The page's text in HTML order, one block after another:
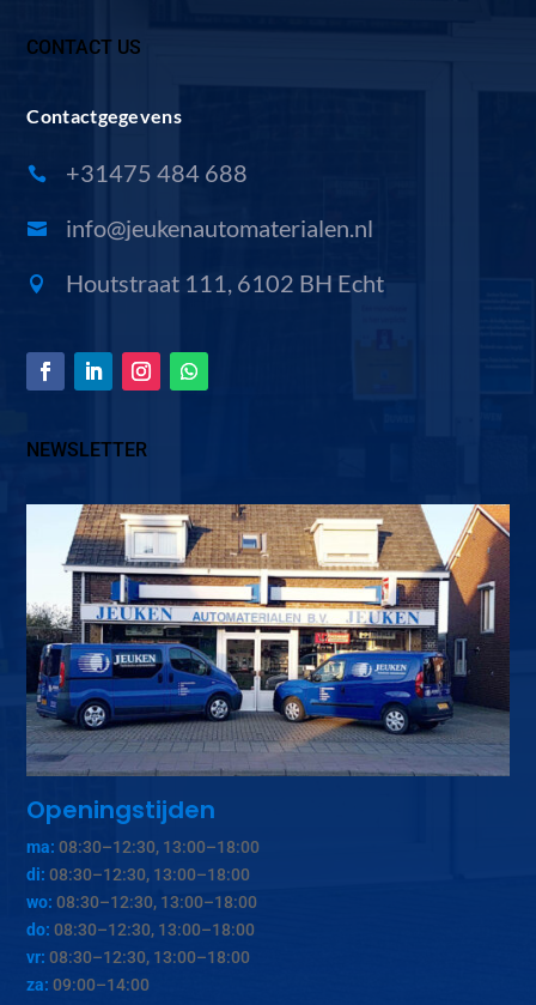
CONTACT US
Contactgegevens
 +31475 484 688
 info@jeukenautomaterialen.nl
 Houtstraat 111, 6102 BH Echt
NEWSLETTER
Openingstijden
ma: 08:30–12:30, 13:00–18:00
di: 08:30–12:30, 13:00–18:00
wo: 08:30–12:30, 13:00–18:00
do: 08:30–12:30, 13:00–18:00
vr: 08:30–12:30, 13:00–18:00
za: 09:00–14:00